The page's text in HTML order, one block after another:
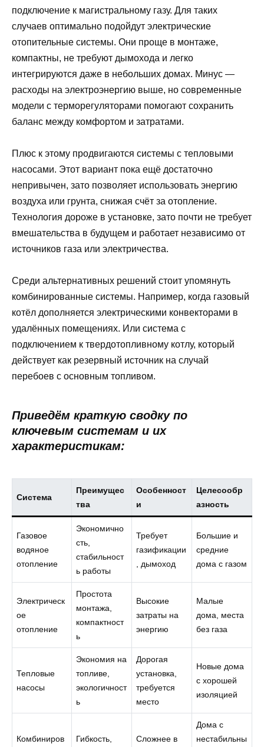
подключение к магистральному газу. Для таких
случаев оптимально подойдут электрические
отопительные системы. Они проще в монтаже,
компактны, не требуют дымохода и легко
интегрируются даже в небольших домах. Минус —
расходы на электроэнергию выше, но современные
модели с терморегуляторами помогают сохранить
баланс между комфортом и затратами.
Плюс к этому продвигаются системы с тепловыми
насосами. Этот вариант пока ещё достаточно
непривычен, зато позволяет использовать энергию
воздуха или грунта, снижая счёт за отопление.
Технология дороже в установке, зато почти не требует
вмешательства в будущем и работает независимо от
источников газа или электричества.
Среди альтернативных решений стоит упомянуть
комбинированные системы. Например, когда газовый
котёл дополняется электрическими конвекторами в
удалённых помещениях. Или система с
подключением к твердотопливному котлу, который
действует как резервный источник на случай
перебоев с основным топливом.
Приведём краткую сводку по
ключевым системам и их
характеристикам:
Система
Преимущес
тва
Особенност
и
Целесообр
азность
Газовое
водяное
отопление
Экономично
сть,
стабильност
ь работы
Требует
газификации
, дымоход
Большие и
средние
дома с газом
Электрическ
ое
отопление
Простота
монтажа,
компактност
ь
Высокие
затраты на
энергию
Малые
дома, места
без газа
Тепловые
насосы
Экономия на
топливе,
экологичност
ь
Дорогая
установка,
требуется
место
Новые дома
с хорошей
изоляцией
Комбиниров Гибкость, Сложнее в
Дома с
нестабильны